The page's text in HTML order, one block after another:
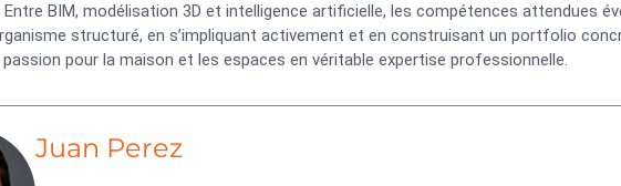
BIM, modélisation 3D et intelligence artificielle, les compétences attendues
structuré, en s’impliquant activement et en construisant un portfolio
pour la maison et les espaces en véritable expertise professionnelle.
Juan Perez